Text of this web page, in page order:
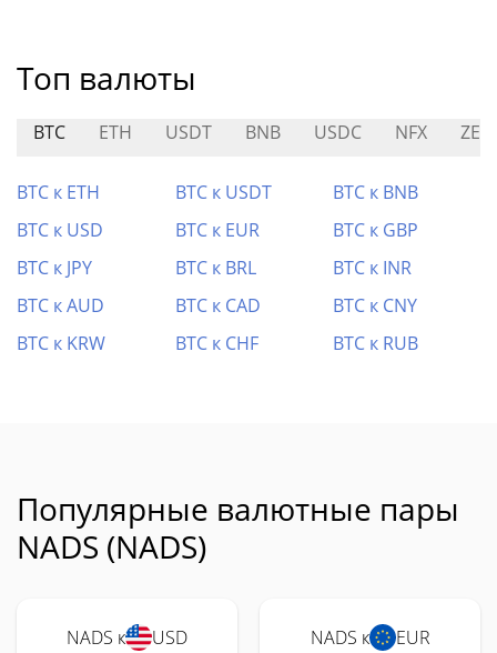
Топ валюты
BTC ETH USDT BNB USDC NFX
BTC к ETH BTC к USDT
BTC к BNB
BTC к USD
BTC к EUR
BTC к GBP
BTC к JPY
BTC к BRL
BTC к INR
BTC к AUD
BTC к CAD
BTC к CNY
BTC к KRW
BTC к CHF BTC к RUB
Популярные валютные пары
NADS (NADS)
NADS к USD NADS к EUR